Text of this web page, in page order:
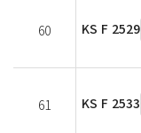
60 KS F 2529
61 KS F 2533